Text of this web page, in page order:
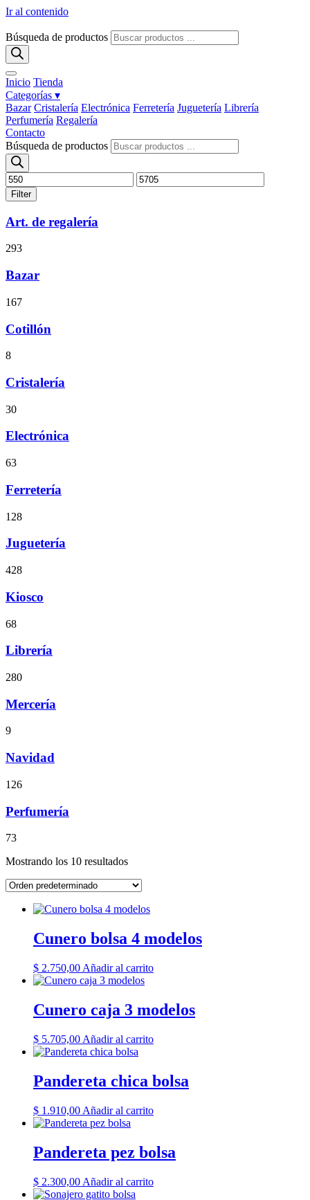
Ir al contenido
Búsqueda de productos
Inicio Tienda
Categorías ▾
Bazar Cristalería Electrónica Ferretería Juguetería Librería
Perfumería Regalería
Contacto
Búsqueda de productos
Filter
Art. de regalería
293
Bazar
167
Cotillón
8
Cristalería
30
Electrónica
63
Ferretería
128
Juguetería
428
Kiosco
68
Librería
280
Mercería
9
Navidad
126
Perfumería
73
Mostrando los 10 resultados
Cunero bolsa 4 modelos
$ 2.750,00 Añadir al carrito
Cunero caja 3 modelos
$ 5.705,00 Añadir al carrito
Pandereta chica bolsa
$ 1.910,00 Añadir al carrito
Pandereta pez bolsa
$ 2.300,00 Añadir al carrito